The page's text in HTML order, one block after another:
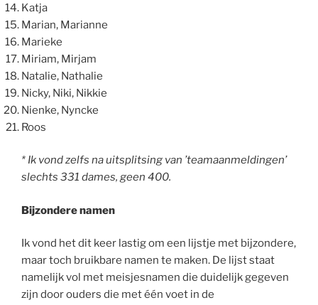
Katja
Marian, Marianne
Marieke
Miriam, Mirjam
Natalie, Nathalie
Nicky, Niki, Nikkie
Nienke, Nyncke
Roos
* Ik vond zelfs na uitsplitsing van ’teamaanmeldingen’
slechts 331 dames, geen 400.
Bijzondere namen
Ik vond het dit keer lastig om een lijstje met bijzondere,
maar toch bruikbare namen te maken. De lijst staat
namelijk vol met meisjesnamen die duidelijk gegeven
zijn door ouders die met één voet in de